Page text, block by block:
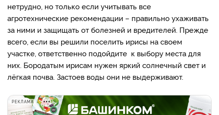
нетрудно, но только если учитывать все
агротехнические рекомендации – правильно ухаживать
за ними и защищать от болезней и вредителей. Прежде
всего, если вы решили поселить ирисы на своем
участке, ответственно подойдите к выбору места для
них. Бородатым ирисам нужен яркий солнечный свет и
лёгкая почва. Застоев воды они не выдерживают.
РЕКЛАМА